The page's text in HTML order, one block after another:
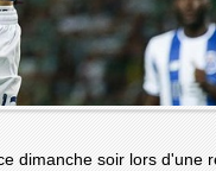
dimanche soir lors d'une